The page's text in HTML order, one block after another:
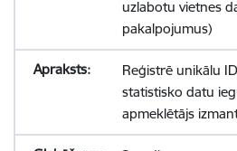
uzlabotu vietnes
pakalpojumus)
Reģistrē unikālu
statistisko datu
apmeklētājs